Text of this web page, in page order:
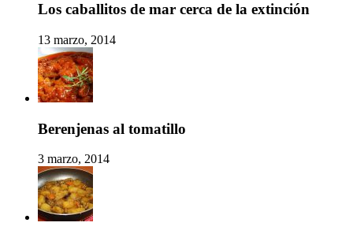
Los caballitos de mar cerca de la extinción
13 marzo, 2014
Berenjenas al tomatillo
3 marzo, 2014